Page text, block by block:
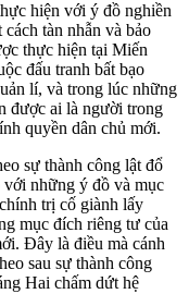
hiện với ý đồ nghiền
tàn nhẫn và bảo
thực hiện tại Miến
đấu tranh bất bạo
lí, và trong lúc những
được ai là người trong
quyền dân chủ mới.
sự thành công lật đổ
với những ý đồ và mục
trị cố giành lấy
mục đích riêng tư của
Đây là điều mà cánh
sau sự thành công
Hai chấm dứt hệ